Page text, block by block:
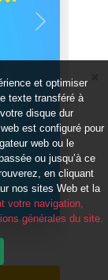
Suivant
et optimiser
texte transféré à
disque dur
est configuré pour
web ou le
ou jusqu’à ce
en cliquant
nos sites Web et la
votre navigation,
générales du site.